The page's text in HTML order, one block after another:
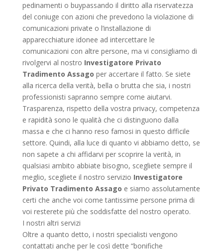
pedinamenti o buypassando il diritto alla riservatezza
del coniuge con azioni che prevedono la violazione di
comunicazioni private o l’installazione di
apparecchiature idonee ad intercettare le
comunicazioni con altre persone, ma vi consigliamo di
rivolgervi al nostro Investigatore Privato
Tradimento Assago per accertare il fatto. Se siete
alla ricerca della verità, bella o brutta che sia, i nostri
professionisti sapranno sempre come aiutarvi.
Trasparenza, rispetto della vostra privacy, competenza
e rapidità sono le qualità che ci distinguono dalla
massa e che ci hanno reso famosi in questo difficile
settore. Quindi, alla luce di quanto vi abbiamo detto, se
non sapete a chi affidarvi per scoprire la verità, in
qualsiasi ambito abbiate bisogno, scegliete sempre il
meglio, scegliete il nostro servizio Investigatore
Privato Tradimento Assago e siamo assolutamente
certi che anche voi come tantissime persone prima di
voi resterete più che soddisfatte del nostro operato.
I nostri altri servizi
Oltre a quanto detto, i nostri specialisti vengono
contattati anche per le così dette “bonifiche